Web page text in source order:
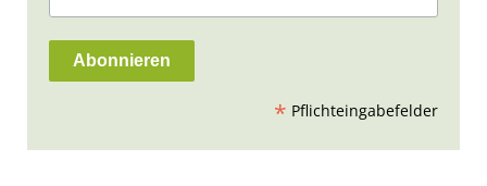
* Pflichteingabefelder